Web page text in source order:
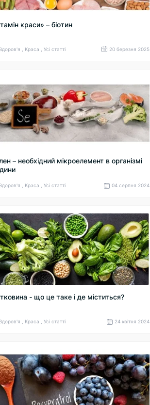
краси» – біотин
Здоров'я , Краса , Усі статті 20 березня 2025
– необхідний мікроелемент в організмі
Здоров'я , Краса , Усі статті 04 серпня 2024
- що це таке і де міститься?
Здоров'я , Краса , Усі статті 24 квітня 2024